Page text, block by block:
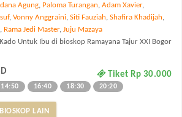
Agung, Paloma Turangan, Adam Xavier,
, Vonny Anggraini, Siti Fauziah, Shafira Khadijah,
, Rama Jedi Master, Juju Mazaya
Untuk Ibu di bioskop Ramayana Tajur XXI Bogor
Tiket Rp 30.000
14:50 16:40 18:30 20:20
LAIN